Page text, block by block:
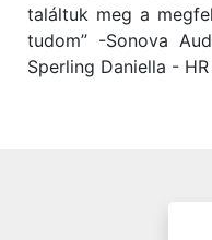
találtuk meg a
tudom” -Sonova
Sperling Daniella -